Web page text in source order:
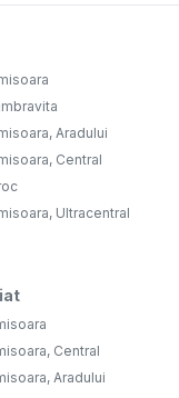
Aradului
Central
Ultracentral
Central
Aradului